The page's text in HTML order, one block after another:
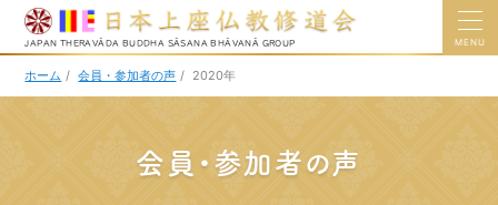
JAPAN THERAVĀDA BUDDHA SĀSANA BHĀVANĀ GROUP MENU
ホーム / 会員・参加者の声 / 2020年
会員・参加者の声